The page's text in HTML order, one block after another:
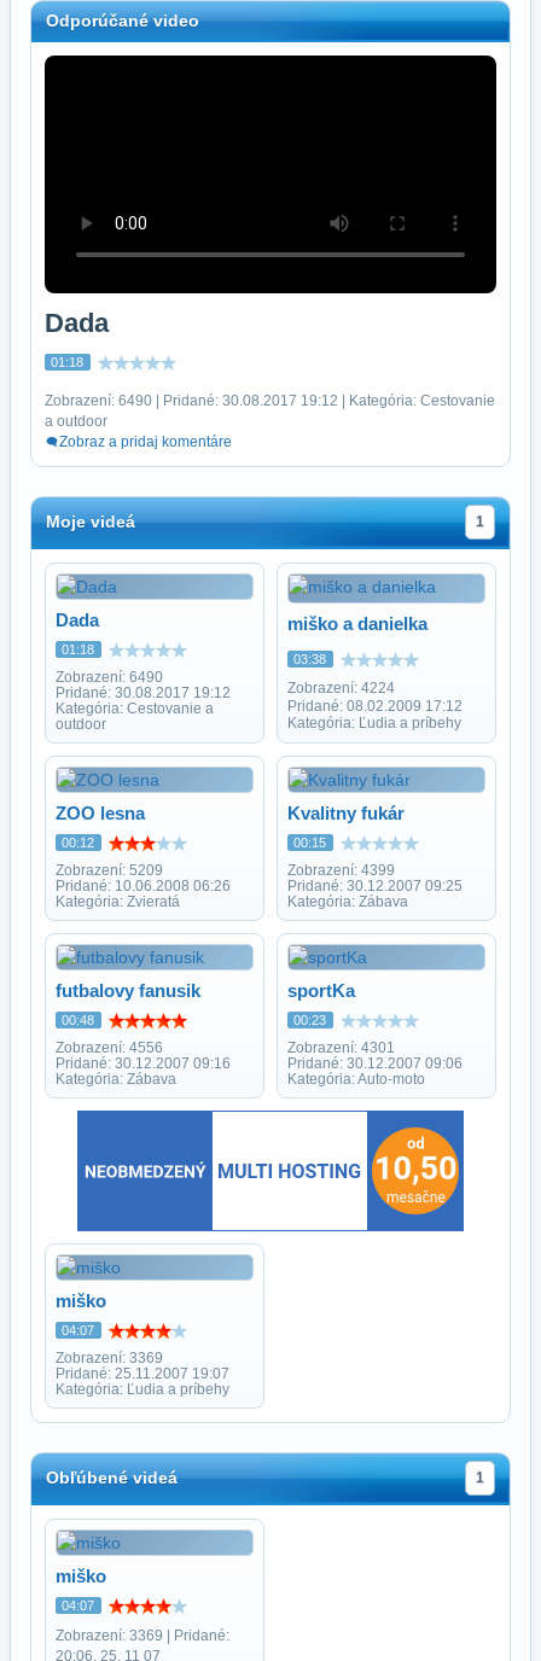
Odporúčané video
Dada
01:18
Zobrazení: 6490 | Pridané: 30.08.2017 19:12 | Kategória: Cestovanie
a outdoor
Zobraz a pridaj komentáre
Moje videá 1
Dada
01:18
Zobrazení: 6490
Pridané: 30.08.2017 19:12
Kategória: Cestovanie a
outdoor
miško a danielka
03:38
Zobrazení: 4224
Pridané: 08.02.2009 17:12
Kategória: Ľudia a príbehy
ZOO lesna
00:12
Zobrazení: 5209
Pridané: 10.06.2008 06:26
Kategória: Zvieratá
Kvalitny fukár
00:15
Zobrazení: 4399
Pridané: 30.12.2007 09:25
Kategória: Zábava
futbalovy fanusik
00:48
Zobrazení: 4556
Pridané: 30.12.2007 09:16
Kategória: Zábava
sportKa
00:23
Zobrazení: 4301
Pridané: 30.12.2007 09:06
Kategória: Auto-moto
miško
04:07
Zobrazení: 3369
Pridané: 25.11.2007 19:07
Kategória: Ľudia a príbehy
Obľúbené videá 1
miško
04:07
Zobrazení: 3369 | Pridané:
20:06, 25. 11 07